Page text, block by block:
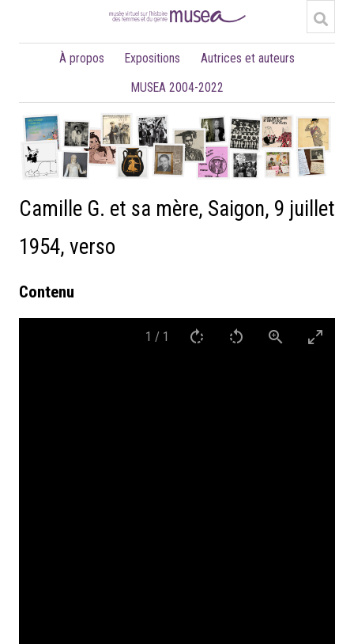
À propos Expositions
Autrices et auteurs
MUSEA 2004-2022
Camille G. et sa mère, Saigon, 9 juillet
1954, verso
Contenu
1 / 1